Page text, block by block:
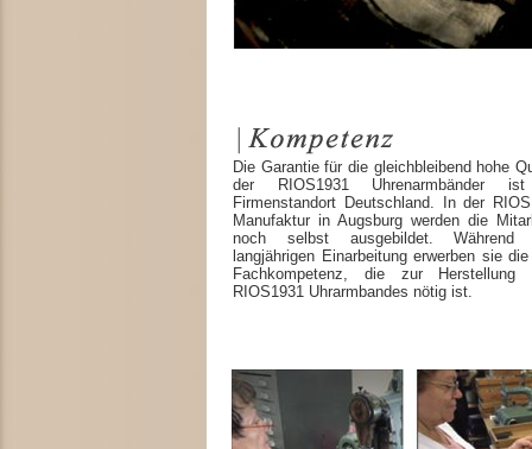
Die Garantie für die gleichbleibend hohe
der RIOS1931 Uhrenarmbänder
Firmenstandort Deutschland. In der
Manufaktur in Augsburg werden die
noch selbst ausgebildet. Während
langjährigen Einarbeitung erwerben sie
Fachkompetenz, die zur Herstellung
RIOS1931 Uhrarmbandes nötig ist.